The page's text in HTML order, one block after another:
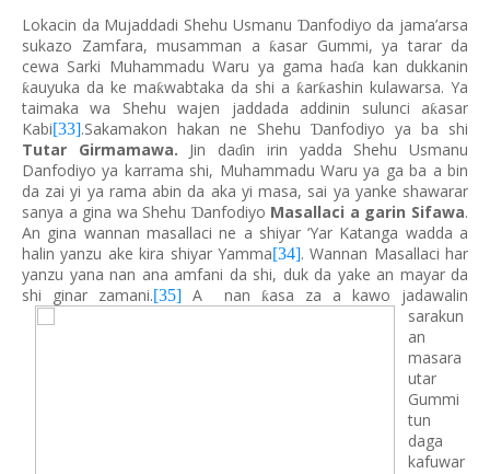
Lokacin da Mujaddadi Shehu Usmanu Ɗanfodiyo da jama’arsa
sukazo Zamfara, musamman a ƙasar Gummi, ya tarar da
cewa Sarki Muhammadu Waru ya gama haɗa kan dukkanin
ƙauyuka da ke maƙwabtaka da shi a ƙarƙashin kulawarsa. Ya
taimaka wa Shehu wajen jaddada addinin sulunci aƙasar
Kabi[33].Sakamakon hakan ne Shehu Ɗanfodiyo ya ba shi
Tutar Girmamawa. Jin daɗin irin yadda Shehu Usmanu
Danfodiyo ya karrama shi, Muhammadu Waru ya ga ba a bin
da zai yi ya rama abin da aka yi masa, sai ya yanke shawarar
sanya a gina wa Shehu Ɗanfodiyo Masallaci a garin Sifawa.
An gina wannan masallaci ne a shiyar ‘Yar Katanga wadda a
halin yanzu ake kira shiyar Yamma[34]. Wannan Masallaci har
yanzu yana nan ana amfani da shi, duk da yake an mayar da
shi ginar zamani.[35] A nan ƙasa za a kawo jadawalin
sarakun
an
masara
utar
Gummi
tun
daga
kafuwar